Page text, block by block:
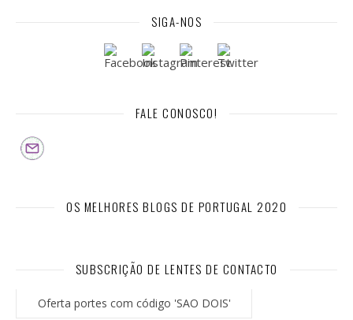
SIGA-NOS
FALE CONOSCO!
OS MELHORES BLOGS DE PORTUGAL 2020
SUBSCRIÇÃO DE LENTES DE CONTACTO
Oferta portes com código 'SAO DOIS'